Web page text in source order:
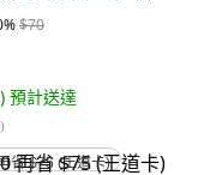
%$70
預計送達
)
省 $75 (王道卡)